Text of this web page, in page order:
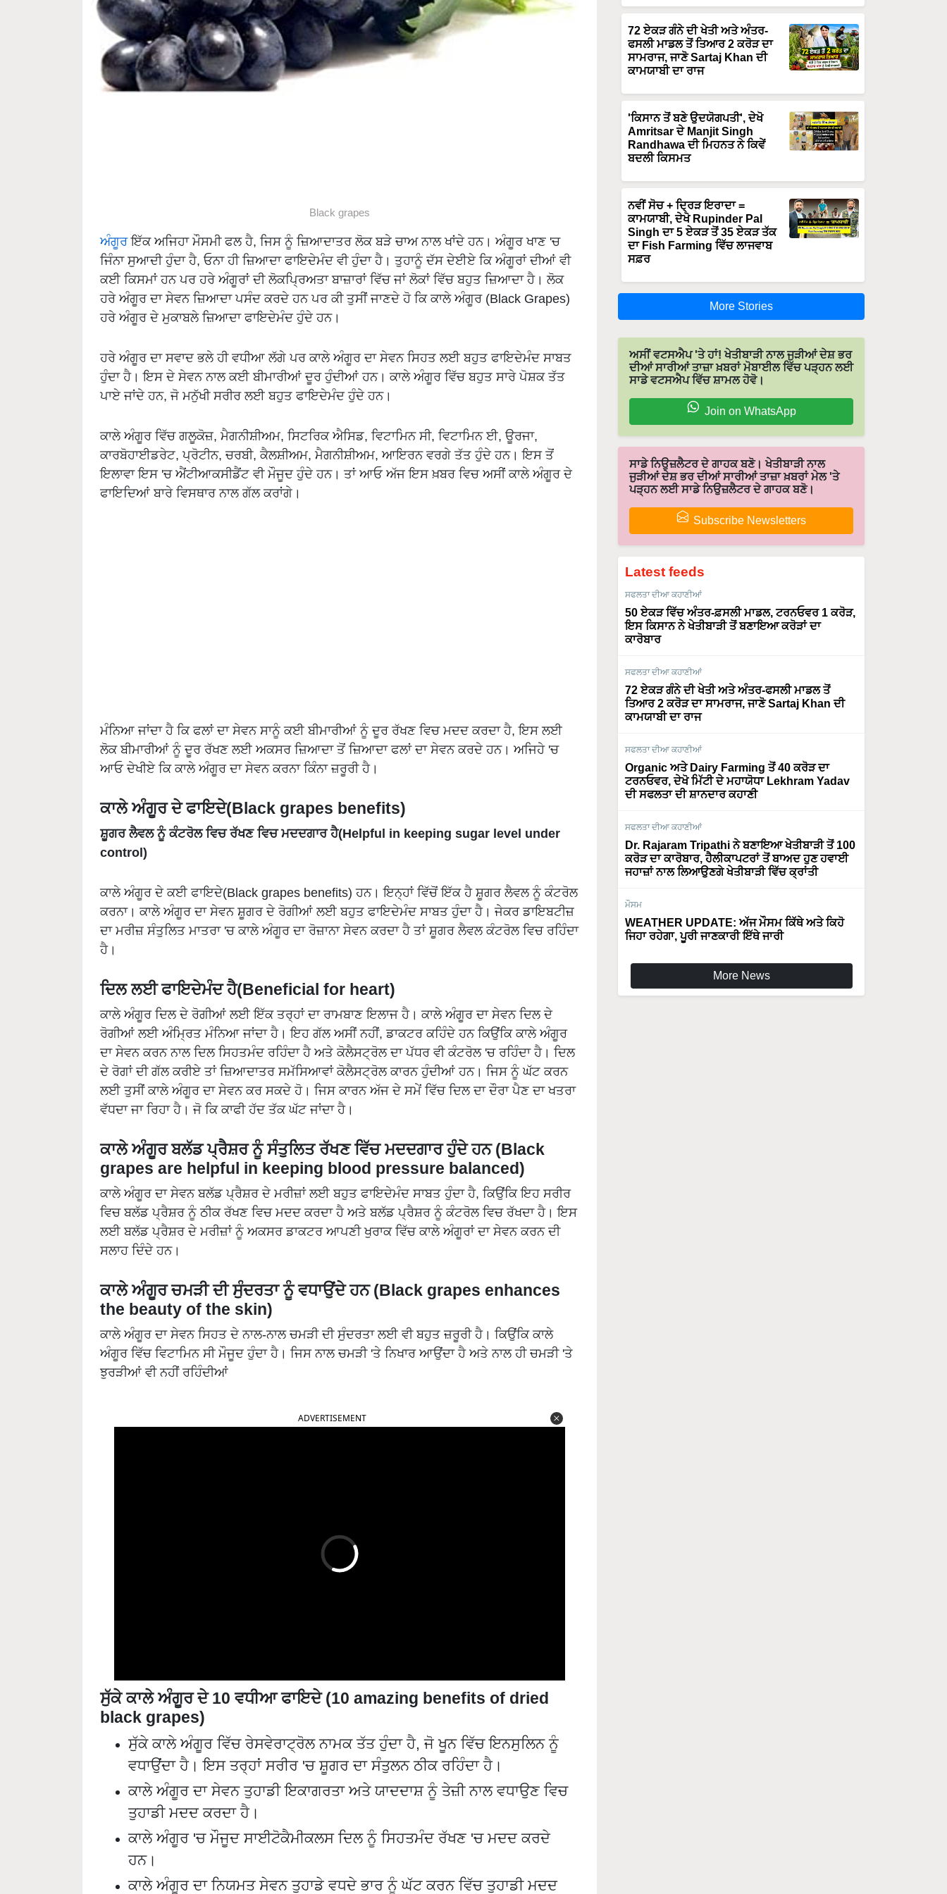
Black grapes
ਅੰਗੂਰਇੱਕ ਅਜਿਹਾ ਮੌਸਮੀ ਫਲ ਹੈ, ਜਿਸ ਨੂੰ ਜ਼ਿਆਦਾਤਰ ਲੋਕ ਬੜੇ ਚਾਅ ਨਾਲ ਖਾਂਦੇ ਹਨ। ਅੰਗੂਰ ਖਾਣ 'ਚ
ਜਿੰਨਾ ਸੁਆਦੀ ਹੁੰਦਾ ਹੈ, ਓਨਾ ਹੀ ਜ਼ਿਆਦਾ ਫਾਇਦੇਮੰਦ ਵੀ ਹੁੰਦਾ ਹੈ। ਤੁਹਾਨੂੰ ਦੱਸ ਦੇਈਏ ਕਿ ਅੰਗੂਰਾਂ ਦੀਆਂ ਵੀ
ਕਈ ਕਿਸਮਾਂ ਹਨ ਪਰ ਹਰੇ ਅੰਗੂਰਾਂ ਦੀ ਲੋਕਪ੍ਰਿਅਤਾ ਬਾਜ਼ਾਰਾਂ ਵਿੱਚ ਜਾਂ ਲੋਕਾਂ ਵਿੱਚ ਬਹੁਤ ਜ਼ਿਆਦਾ ਹੈ। ਲੋਕ
ਹਰੇ ਅੰਗੂਰ ਦਾ ਸੇਵਨ ਜ਼ਿਆਦਾ ਪਸੰਦ ਕਰਦੇ ਹਨ ਪਰ ਕੀ ਤੁਸੀਂ ਜਾਣਦੇ ਹੋ ਕਿ ਕਾਲੇ ਅੰਗੂਰ (Black Grapes)
ਹਰੇ ਅੰਗੂਰ ਦੇ ਮੁਕਾਬਲੇ ਜ਼ਿਆਦਾ ਫਾਇਦੇਮੰਦ ਹੁੰਦੇ ਹਨ।
ਹਰੇ ਅੰਗੂਰ ਦਾ ਸਵਾਦ ਭਲੇ ਹੀ ਵਧੀਆ ਲੱਗੇ ਪਰ ਕਾਲੇ ਅੰਗੂਰ ਦਾ ਸੇਵਨ ਸਿਹਤ ਲਈ ਬਹੁਤ ਫਾਇਦੇਮੰਦ ਸਾਬਤ
ਹੁੰਦਾ ਹੈ। ਇਸ ਦੇ ਸੇਵਨ ਨਾਲ ਕਈ ਬੀਮਾਰੀਆਂ ਦੂਰ ਹੁੰਦੀਆਂ ਹਨ। ਕਾਲੇ ਅੰਗੂਰ ਵਿੱਚ ਬਹੁਤ ਸਾਰੇ ਪੋਸ਼ਕ ਤੱਤ
ਪਾਏ ਜਾਂਦੇ ਹਨ, ਜੋ ਮਨੁੱਖੀ ਸਰੀਰ ਲਈ ਬਹੁਤ ਫਾਇਦੇਮੰਦ ਹੁੰਦੇ ਹਨ।
ਕਾਲੇ ਅੰਗੂਰ ਵਿੱਚ ਗਲੂਕੋਜ਼, ਮੈਗਨੀਸ਼ੀਅਮ, ਸਿਟਰਿਕ ਐਸਿਡ, ਵਿਟਾਮਿਨ ਸੀ, ਵਿਟਾਮਿਨ ਈ, ਊਰਜਾ,
ਕਾਰਬੋਹਾਈਡਰੇਟ, ਪ੍ਰੋਟੀਨ, ਚਰਬੀ, ਕੈਲਸ਼ੀਅਮ, ਮੈਗਨੀਸ਼ੀਅਮ, ਆਇਰਨ ਵਰਗੇ ਤੱਤ ਹੁੰਦੇ ਹਨ। ਇਸ ਤੋਂ
ਇਲਾਵਾ ਇਸ 'ਚ ਐਂਟੀਆਕਸੀਡੈਂਟ ਵੀ ਮੌਜੂਦ ਹੁੰਦੇ ਹਨ। ਤਾਂ ਆਓ ਅੱਜ ਇਸ ਖ਼ਬਰ ਵਿਚ ਅਸੀਂ ਕਾਲੇ ਅੰਗੂਰ ਦੇ
ਫਾਇਦਿਆਂ ਬਾਰੇ ਵਿਸਥਾਰ ਨਾਲ ਗੱਲ ਕਰਾਂਗੇ।
ਮੰਨਿਆ ਜਾਂਦਾ ਹੈ ਕਿ ਫਲਾਂ ਦਾ ਸੇਵਨ ਸਾਨੂੰ ਕਈ ਬੀਮਾਰੀਆਂ ਨੂੰ ਦੂਰ ਰੱਖਣ ਵਿਚ ਮਦਦ ਕਰਦਾ ਹੈ, ਇਸ ਲਈ
ਲੋਕ ਬੀਮਾਰੀਆਂ ਨੂੰ ਦੂਰ ਰੱਖਣ ਲਈ ਅਕਸਰ ਜ਼ਿਆਦਾ ਤੋਂ ਜ਼ਿਆਦਾ ਫਲਾਂ ਦਾ ਸੇਵਨ ਕਰਦੇ ਹਨ। ਅਜਿਹੇ 'ਚ
ਆਓ ਦੇਖੀਏ ਕਿ ਕਾਲੇ ਅੰਗੂਰ ਦਾ ਸੇਵਨ ਕਰਨਾ ਕਿੰਨਾ ਜ਼ਰੂਰੀ ਹੈ।
ਕਾਲੇ ਅੰਗੂਰ ਦੇ ਫਾਇਦੇ(Black grapes benefits)
ਸ਼ੂਗਰ ਲੈਵਲ ਨੂੰ ਕੰਟਰੋਲ ਵਿਚ ਰੱਖਣ ਵਿਚ ਮਦਦਗਾਰ ਹੈ(Helpful in keeping sugar level under
control)
ਕਾਲੇ ਅੰਗੂਰ ਦੇ ਕਈ ਫਾਇਦੇ(Black grapes benefits) ਹਨ। ਇਨ੍ਹਾਂ ਵਿੱਚੋਂ ਇੱਕ ਹੈ ਸ਼ੂਗਰ ਲੈਵਲ ਨੂੰ ਕੰਟਰੋਲ
ਕਰਨਾ। ਕਾਲੇ ਅੰਗੂਰ ਦਾ ਸੇਵਨ ਸ਼ੂਗਰ ਦੇ ਰੋਗੀਆਂ ਲਈ ਬਹੁਤ ਫਾਇਦੇਮੰਦ ਸਾਬਤ ਹੁੰਦਾ ਹੈ। ਜੇਕਰ ਡਾਇਬਟੀਜ਼
ਦਾ ਮਰੀਜ਼ ਸੰਤੁਲਿਤ ਮਾਤਰਾ 'ਚ ਕਾਲੇ ਅੰਗੂਰ ਦਾ ਰੋਜ਼ਾਨਾ ਸੇਵਨ ਕਰਦਾ ਹੈ ਤਾਂ ਸ਼ੂਗਰ ਲੈਵਲ ਕੰਟਰੋਲ ਵਿਚ ਰਹਿੰਦਾ
ਹੈ।
ਦਿਲ ਲਈ ਫਾਇਦੇਮੰਦ ਹੈ(Beneficial for heart)
ਕਾਲੇ ਅੰਗੂਰ ਦਿਲ ਦੇ ਰੋਗੀਆਂ ਲਈ ਇੱਕ ਤਰ੍ਹਾਂ ਦਾ ਰਾਮਬਾਣ ਇਲਾਜ ਹੈ। ਕਾਲੇ ਅੰਗੂਰ ਦਾ ਸੇਵਨ ਦਿਲ ਦੇ
ਰੋਗੀਆਂ ਲਈ ਅੰਮ੍ਰਿਤ ਮੰਨਿਆ ਜਾਂਦਾ ਹੈ। ਇਹ ਗੱਲ ਅਸੀਂ ਨਹੀਂ, ਡਾਕਟਰ ਕਹਿੰਦੇ ਹਨ ਕਿਉਂਕਿ ਕਾਲੇ ਅੰਗੂਰ
ਦਾ ਸੇਵਨ ਕਰਨ ਨਾਲ ਦਿਲ ਸਿਹਤਮੰਦ ਰਹਿੰਦਾ ਹੈ ਅਤੇ ਕੋਲੈਸਟ੍ਰੋਲ ਦਾ ਪੱਧਰ ਵੀ ਕੰਟਰੋਲ 'ਚ ਰਹਿੰਦਾ ਹੈ। ਦਿਲ
ਦੇ ਰੋਗਾਂ ਦੀ ਗੱਲ ਕਰੀਏ ਤਾਂ ਜ਼ਿਆਦਾਤਰ ਸਮੱਸਿਆਵਾਂ ਕੋਲੈਸਟ੍ਰੋਲ ਕਾਰਨ ਹੁੰਦੀਆਂ ਹਨ। ਜਿਸ ਨੂੰ ਘੱਟ ਕਰਨ
ਲਈ ਤੁਸੀਂ ਕਾਲੇ ਅੰਗੂਰ ਦਾ ਸੇਵਨ ਕਰ ਸਕਦੇ ਹੋ। ਜਿਸ ਕਾਰਨ ਅੱਜ ਦੇ ਸਮੇਂ ਵਿੱਚ ਦਿਲ ਦਾ ਦੌਰਾ ਪੈਣ ਦਾ ਖਤਰਾ
ਵੱਧਦਾ ਜਾ ਰਿਹਾ ਹੈ। ਜੋ ਕਿ ਕਾਫੀ ਹੱਦ ਤੱਕ ਘੱਟ ਜਾਂਦਾ ਹੈ।
ਕਾਲੇ ਅੰਗੂਰ ਬਲੱਡ ਪ੍ਰੈਸ਼ਰ ਨੂੰ ਸੰਤੁਲਿਤ ਰੱਖਣ ਵਿੱਚ ਮਦਦਗਾਰ ਹੁੰਦੇ ਹਨ (Black
grapes are helpful in keeping blood pressure balanced)
ਕਾਲੇ ਅੰਗੂਰ ਦਾ ਸੇਵਨ ਬਲੱਡ ਪ੍ਰੈਸ਼ਰ ਦੇ ਮਰੀਜ਼ਾਂ ਲਈ ਬਹੁਤ ਫਾਇਦੇਮੰਦ ਸਾਬਤ ਹੁੰਦਾ ਹੈ, ਕਿਉਂਕਿ ਇਹ ਸਰੀਰ
ਵਿਚ ਬਲੱਡ ਪ੍ਰੈਸ਼ਰ ਨੂੰ ਠੀਕ ਰੱਖਣ ਵਿਚ ਮਦਦ ਕਰਦਾ ਹੈ ਅਤੇ ਬਲੱਡ ਪ੍ਰੈਸ਼ਰ ਨੂੰ ਕੰਟਰੋਲ ਵਿਚ ਰੱਖਦਾ ਹੈ। ਇਸ
ਲਈ ਬਲੱਡ ਪ੍ਰੈਸ਼ਰ ਦੇ ਮਰੀਜ਼ਾਂ ਨੂੰ ਅਕਸਰ ਡਾਕਟਰ ਆਪਣੀ ਖੁਰਾਕ ਵਿੱਚ ਕਾਲੇ ਅੰਗੂਰਾਂ ਦਾ ਸੇਵਨ ਕਰਨ ਦੀ
ਸਲਾਹ ਦਿੰਦੇ ਹਨ।
ਕਾਲੇ ਅੰਗੂਰ ਚਮੜੀ ਦੀ ਸੁੰਦਰਤਾ ਨੂੰ ਵਧਾਉਂਦੇ ਹਨ (Black grapes enhances
the beauty of the skin)
ਕਾਲੇ ਅੰਗੂਰ ਦਾ ਸੇਵਨ ਸਿਹਤ ਦੇ ਨਾਲ-ਨਾਲ ਚਮੜੀ ਦੀ ਸੁੰਦਰਤਾ ਲਈ ਵੀ ਬਹੁਤ ਜ਼ਰੂਰੀ ਹੈ। ਕਿਉਂਕਿ ਕਾਲੇ
ਅੰਗੂਰ ਵਿੱਚ ਵਿਟਾਮਿਨ ਸੀ ਮੌਜੂਦ ਹੁੰਦਾ ਹੈ। ਜਿਸ ਨਾਲ ਚਮੜੀ 'ਤੇ ਨਿਖਾਰ ਆਉਂਦਾ ਹੈ ਅਤੇ ਨਾਲ ਹੀ ਚਮੜੀ 'ਤੇ
ਝੁਰੜੀਆਂ ਵੀ ਨਹੀਂ ਰਹਿੰਦੀਆਂ
ਸੁੱਕੇ ਕਾਲੇ ਅੰਗੂਰ ਦੇ 10 ਵਧੀਆ ਫਾਇਦੇ (10 amazing benefits of dried
black grapes)
ਸੁੱਕੇ ਕਾਲੇ ਅੰਗੂਰ ਵਿੱਚ ਰੇਸਵੇਰਾਟ੍ਰੋਲ ਨਾਮਕ ਤੱਤ ਹੁੰਦਾ ਹੈ, ਜੋ ਖੂਨ ਵਿੱਚ ਇਨਸੁਲਿਨ ਨੂੰ
ਵਧਾਉਂਦਾ ਹੈ। ਇਸ ਤਰ੍ਹਾਂ ਸਰੀਰ 'ਚ ਸ਼ੂਗਰ ਦਾ ਸੰਤੁਲਨ ਠੀਕ ਰਹਿੰਦਾ ਹੈ।
ਕਾਲੇ ਅੰਗੂਰ ਦਾ ਸੇਵਨ ਤੁਹਾਡੀ ਇਕਾਗਰਤਾ ਅਤੇ ਯਾਦਦਾਸ਼ ਨੂੰ ਤੇਜ਼ੀ ਨਾਲ ਵਧਾਉਣ ਵਿਚ
ਤੁਹਾਡੀ ਮਦਦ ਕਰਦਾ ਹੈ।
ਕਾਲੇ ਅੰਗੂਰ 'ਚ ਮੌਜੂਦ ਸਾਈਟੋਕੈਮੀਕਲਸ ਦਿਲ ਨੂੰ ਸਿਹਤਮੰਦ ਰੱਖਣ 'ਚ ਮਦਦ ਕਰਦੇ
ਹਨ।
ਕਾਲੇ ਅੰਗੂਰ ਦਾ ਨਿਯਮਤ ਸੇਵਨ ਤੁਹਾਡੇ ਵਧਦੇ ਭਾਰ ਨੂੰ ਘੱਟ ਕਰਨ ਵਿੱਚ ਤੁਹਾਡੀ ਮਦਦ
72 ਏਕੜ ਗੰਨੇ ਦੀ ਖੇਤੀ ਅਤੇ ਅੰਤਰ-
ਫਸਲੀ ਮਾਡਲ ਤੋਂ ਤਿਆਰ 2 ਕਰੋੜ ਦਾ
ਸਾਮਰਾਜ, ਜਾਣੋ Sartaj Khan ਦੀ
ਕਾਮਯਾਬੀ ਦਾ ਰਾਜ
'ਕਿਸਾਨ ਤੋਂ ਬਣੇ ਉਦਯੋਗਪਤੀ', ਦੇਖੋ
Amritsar ਦੇ Manjit Singh
Randhawa ਦੀ ਮਿਹਨਤ ਨੇ ਕਿਵੇਂ
ਬਦਲੀ ਕਿਸਮਤ
ਨਵੀਂ ਸੋਚ + ਦ੍ਰਿੜ ਇਰਾਦਾ =
ਕਾਮਯਾਬੀ, ਦੇਖੋ Rupinder Pal
Singh ਦਾ 5 ਏਕੜ ਤੋਂ 35 ਏਕੜ ਤੱਕ
ਦਾ Fish Farming ਵਿੱਚ ਲਾਜਵਾਬ
ਸਫ਼ਰ
More Stories
ਅਸੀਂ ਵਟਸਐਪ 'ਤੇ ਹਾਂ! ਖੇਤੀਬਾੜੀ ਨਾਲ ਜੁੜੀਆਂ ਦੇਸ਼ ਭਰ
ਦੀਆਂ ਸਾਰੀਆਂ ਤਾਜ਼ਾ ਖ਼ਬਰਾਂ ਮੋਬਾਈਲ ਵਿੱਚ ਪੜ੍ਹਨ ਲਈ
ਸਾਡੇ ਵਟਸਐਪ ਵਿੱਚ ਸ਼ਾਮਲ ਹੋਵੋ।
Join on WhatsApp
ਸਾਡੇ ਨਿਉਜ਼ਲੈਟਰ ਦੇ ਗਾਹਕ ਬਣੋ। ਖੇਤੀਬਾੜੀ ਨਾਲ
ਜੁੜੀਆਂ ਦੇਸ਼ ਭਰ ਦੀਆਂ ਸਾਰੀਆਂ ਤਾਜ਼ਾ ਖ਼ਬਰਾਂ ਮੇਲ 'ਤੇ
ਪੜ੍ਹਨ ਲਈ ਸਾਡੇ ਨਿਉਜ਼ਲੈਟਰ ਦੇ ਗਾਹਕ ਬਣੋ।
Subscribe Newsletters
Latest feeds
ਸਫਲਤਾ ਦੀਆ ਕਹਾਣੀਆਂ
50 ਏਕੜ ਵਿੱਚ ਅੰਤਰ-ਫ਼ਸਲੀ ਮਾਡਲ, ਟਰਨਓਵਰ 1 ਕਰੋੜ,
ਇਸ ਕਿਸਾਨ ਨੇ ਖੇਤੀਬਾੜੀ ਤੋਂ ਬਣਾਇਆ ਕਰੋੜਾਂ ਦਾ
ਕਾਰੋਬਾਰ
ਸਫਲਤਾ ਦੀਆ ਕਹਾਣੀਆਂ
72 ਏਕੜ ਗੰਨੇ ਦੀ ਖੇਤੀ ਅਤੇ ਅੰਤਰ-ਫਸਲੀ ਮਾਡਲ ਤੋਂ
ਤਿਆਰ 2 ਕਰੋੜ ਦਾ ਸਾਮਰਾਜ, ਜਾਣੋ Sartaj Khan ਦੀ
ਕਾਮਯਾਬੀ ਦਾ ਰਾਜ
ਸਫਲਤਾ ਦੀਆ ਕਹਾਣੀਆਂ
Organic ਅਤੇ Dairy Farming ਤੋਂ 40 ਕਰੋੜ ਦਾ
ਟਰਨਓਵਰ, ਦੇਖੋ ਮਿੱਟੀ ਦੇ ਮਹਾਯੋਧਾ Lekhram Yadav
ਦੀ ਸਫਲਤਾ ਦੀ ਸ਼ਾਨਦਾਰ ਕਹਾਣੀ
ਸਫਲਤਾ ਦੀਆ ਕਹਾਣੀਆਂ
Dr. Rajaram Tripathi ਨੇ ਬਣਾਇਆ ਖੇਤੀਬਾੜੀ ਤੋਂ 100
ਕਰੋੜ ਦਾ ਕਾਰੋਬਾਰ, ਹੈਲੀਕਾਪਟਰਾਂ ਤੋਂ ਬਾਅਦ ਹੁਣ ਹਵਾਈ
ਜਹਾਜ਼ਾਂ ਨਾਲ ਲਿਆਉਣਗੇ ਖੇਤੀਬਾੜੀ ਵਿੱਚ ਕ੍ਰਾਂਤੀ
ਮੌਸਮ
WEATHER UPDATE: ਅੱਜ ਮੌਸਮ ਕਿੱਥੇ ਅਤੇ ਕਿਹੋ
ਜਿਹਾ ਰਹੇਗਾ, ਪੂਰੀ ਜਾਣਕਾਰੀ ਇੱਥੇ ਜਾਰੀ
More News